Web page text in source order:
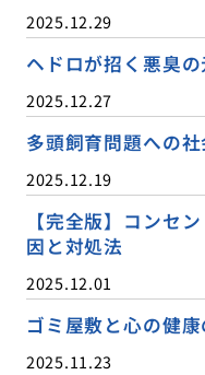
2025.12.29
ヘドロが招く悪臭の
2025.12.27
多頭飼育問題への
2025.12.19
【完全版】コンセ
因と対処法
2025.12.01
ゴミ屋敷と心の健
2025.11.23